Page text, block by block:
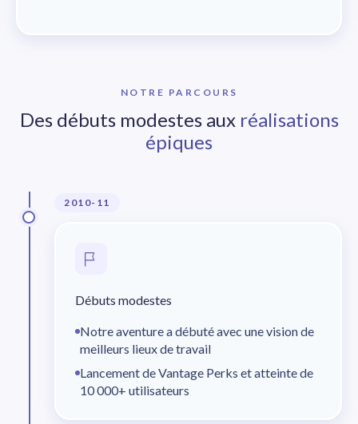
NOTRE PARCOURS
Des débuts modestes aux réalisations
épiques
2010-11
Débuts modestes
Notre aventure a débuté avec une vision de
meilleurs lieux de travail
Lancement de Vantage Perks et atteinte de
10 000+ utilisateurs